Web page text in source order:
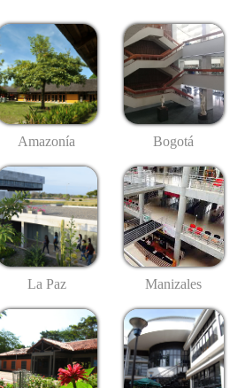
Amazonía Bogotá
La Paz Manizales